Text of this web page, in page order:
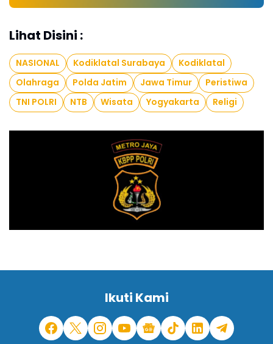
Lihat Disini :
NASIONAL Kodiklatal Surabaya
Kodiklatal
Olahraga
Polda Jatim Jawa Timur
Peristiwa
TNI POLRI
NTB Wisata Yogyakarta Religi
Ikuti Kami